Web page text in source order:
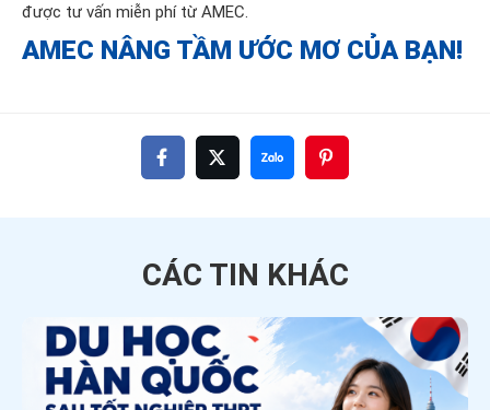
được tư vấn miễn phí từ AMEC.
AMEC NÂNG TẦM ƯỚC MƠ CỦA BẠN!
CÁC TIN KHÁC